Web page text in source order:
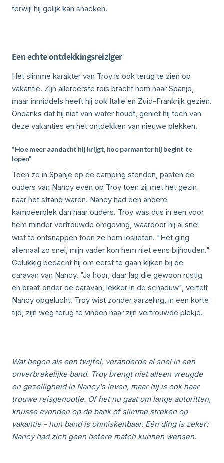
terwijl hij gelijk kan snacken.
Een echte ontdekkingsreiziger
Het slimme karakter van Troy is ook terug te zien op
vakantie. Zijn allereerste reis bracht hem naar Spanje,
maar inmiddels heeft hij ook Italië en Zuid-Frankrijk gezien.
Ondanks dat hij niet van water houdt, geniet hij toch van
deze vakanties en het ontdekken van nieuwe plekken.
"Hoe meer aandacht hij krijgt, hoe parmanter hij begint te
lopen"
Toen ze in Spanje op de camping stonden, pasten de
ouders van Nancy even op Troy toen zij met het gezin
naar het strand waren. Nancy had een andere
kampeerplek dan haar ouders. Troy was dus in een voor
hem minder vertrouwde omgeving, waardoor hij al snel
wist te ontsnappen toen ze hem loslieten. "Het ging
allemaal zo snel, mijn vader kon hem niet eens bijhouden."
Gelukkig bedacht hij om eerst te gaan kijken bij de
caravan van Nancy. "Ja hoor, daar lag die gewoon rustig
en braaf onder de caravan, lekker in de schaduw", vertelt
Nancy opgelucht. Troy wist zonder aarzeling, in een korte
tijd, zijn weg terug te vinden naar zijn vertrouwde plekje.
Wat begon als een twijfel, veranderde al snel in een
onverbrekelijke band. Troy brengt niet alleen vreugde
en gezelligheid in Nancy's leven, maar hij is ook haar
trouwe reisgenootje. Of het nu gaat om lange autoritten,
knusse avonden op de bank of slimme streken op
vakantie - hun band is onmiskenbaar. Eén ding is zeker:
Nancy had zich geen betere match kunnen wensen.